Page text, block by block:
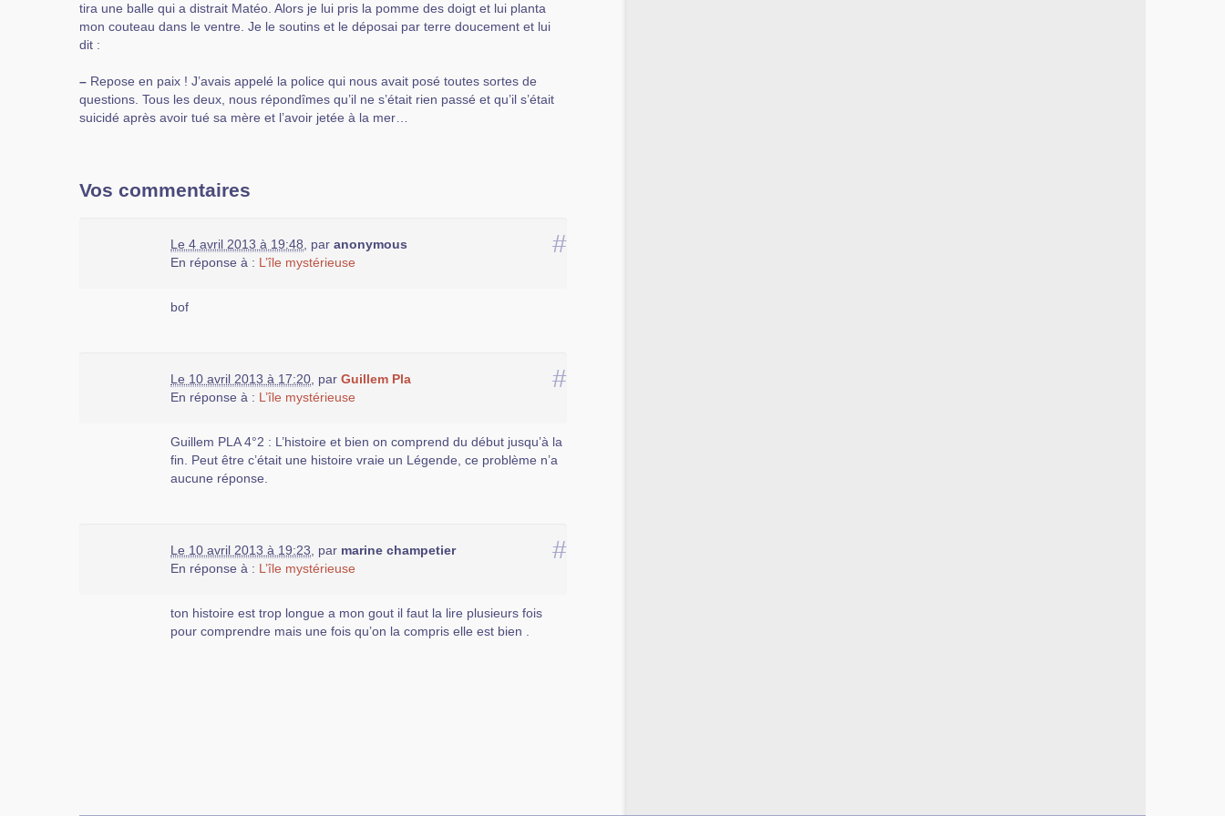
tira une balle qui a distrait Matéo. Alors je lui pris la pomme des doigt et lui planta
mon couteau dans le ventre. Je le soutins et le déposai par terre doucement et lui
dit :
– Repose en paix ! J’avais appelé la police qui nous avait posé toutes sortes de
questions. Tous les deux, nous répondîmes qu’il ne s’était rien passé et qu’il s’était
suicidé après avoir tué sa mère et l’avoir jetée à la mer…
Vos commentaires
#
Le 4 avril 2013 à 19:48 par anonymous
En réponse à : L’île mystérieuse
bof
#
Le 10 avril 2013 à 17:20 par Guillem Pla
En réponse à : L’île mystérieuse
Guillem PLA 4°2 : L’histoire et bien on comprend du début jusqu’à la
fin. Peut être c’était une histoire vraie un Légende, ce problème n’a
aucune réponse.
#
Le 10 avril 2013 à 19:23 par marine champetier
En réponse à : L’île mystérieuse
ton histoire est trop longue a mon gout il faut la lire plusieurs fois
pour comprendre mais une fois qu’on la compris elle est bien .